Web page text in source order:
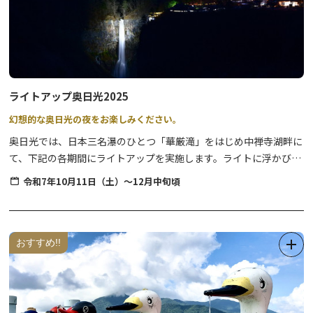
※数に限りがございます。
ライトアップ奥日光2025
幻想的な奥日光の夜をお楽しみください。
奥日光では、日本三名瀑のひとつ「華厳滝」をはじめ中禅寺湖畔に
て、下記の各期間にライトアップを実施します。ライトに浮かび上
がる壮大な景色や、宵闇の中に照らし出される、昼間とは全く違う
境内の雰囲気をお楽しみください。
日時 11月15日(土) ～ 11月24日(月) 日没～19:00
場所 華厳ノ滝無料観瀑台
参加費 無料
詳細🔗華厳滝ライトアップページ
令和7年10月11日（土）～12月中旬頃
おすすめ!!